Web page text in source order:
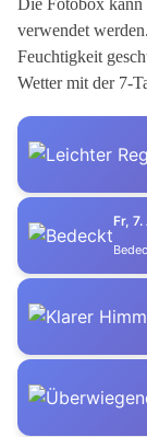
Die Fotobox kann
verwendet
Feuchtigkeit
Wetter mit der 7-
Fr,